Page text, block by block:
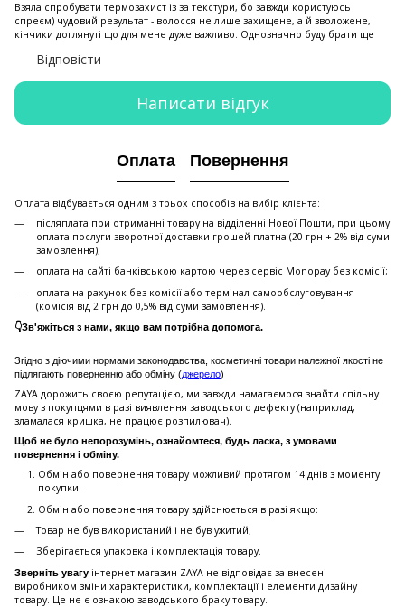
Взяла спробувати термозахист із за текстури, бо завжди користуюсь
спреєм) чудовий результат - волосся не лише захищене, а й зволожене,
кінчики доглянуті що для мене дуже важливо. Однозначно буду брати ще
Відповісти
Написати відгук
Оплата Повернення
Оплата відбувається одним з трьох способів на вибір клієнта:
післяплата при отриманні товару на відділенні Нової Пошти, при цьому
оплата послуги зворотної доставки грошей платна (20 грн + 2% від суми
замовлення);
оплата на сайті банківською картою через сервіс Monopay без комісії;
оплата на рахунок без комісії або термінал самообслуговування
(комісія від 2 грн до 0,5% від суми замовлення).
👇Зв'яжіться з нами, якщо вам потрібна допомога.
Згідно з діючими нормами законодавства, косметичні товари належної якості не
підлягають поверненню або обміну (джерело)
ZAYA дорожить своєю репутацією, ми завжди намагаємося знайти спільну
мову з покупцями в разі виявлення заводського дефекту (наприклад,
зламалася кришка, не працює розпилювач).
Щоб не було непорозумінь, ознайомтеся, будь ласка, з умовами
повернення і обміну.
Обмін або повернення товару можливий протягом 14 днів з моменту
покупки.
Обмiн або повернення товару здійснюється в разі якщо:
Товар не був використаний і не був ужитий;
Зберiгається упаковка і комплектація товару.
Зверніть увагу інтернет-магазин ZAYA не відповідає за внесені
виробником зміни характеристики, комплектації і елементи дизайну
товару. Це не є ознакою заводського браку товару.